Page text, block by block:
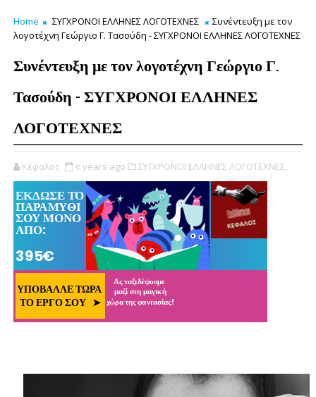
Home ΣΥΓΧΡΟΝΟΙ ΕΛΛΗΝΕΣ ΛΟΓΟΤΕΧΝΕΣ
Συνέντευξη με τον
λογοτέχνη Γεώργιο Γ. Τασούδη - ΣΥΓΧΡΟΝΟΙ ΕΛΛΗΝΕΣ ΛΟΓΟΤΕΧΝΕΣ
Συνέντευξη με τον λογοτέχνη Γεώργιο Γ.
Τασούδη - ΣΥΓΧΡΟΝΟΙ ΕΛΛΗΝΕΣ
ΛΟΓΟΤΕΧΝΕΣ
Κέφαλος 6 years ago ΣΥΓΧΡΟΝΟΙ ΕΛΛΗΝΕΣ ΛΟΓΟΤΕΧΝΕΣ,